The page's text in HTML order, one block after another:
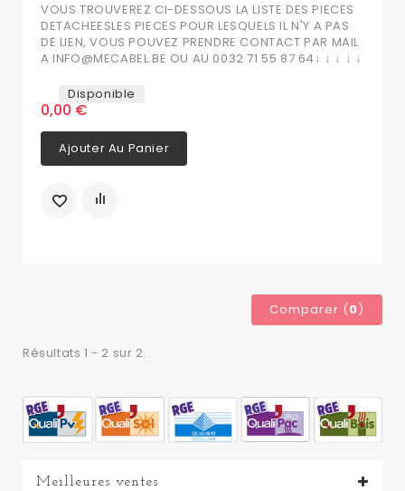
VOUS TROUVEREZ CI-DESSOUS LA LISTE DES PIECES
DETACHEESLES PIECES POUR LESQUELS IL N'Y A PAS
DE LIEN, VOUS POUVEZ PRENDRE CONTACT PAR MAIL
A INFO@MECABEL.BE OU AU 0032 71 55 87 64↓ ↓ ↓ ↓ ↓
Disponible
0,00 €
Ajouter Au Panier
Comparer (0)
Résultats 1 - 2 sur 2.
Meilleures ventes